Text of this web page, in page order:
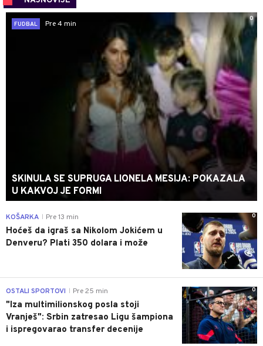
0
FUDBAL
Pre 4 min
SKINULA SE SUPRUGA LIONELA MESIJA: POKAZALA
U KAKVOJ JE FORMI
0
KOŠARKA Pre 13 min
Hoćeš da igraš sa Nikolom Jokićem u
Denveru? Plati 350 dolara i može
0
OSTALI SPORTOVI Pre 25 min
"Iza multimilionskog posla stoji
Vranješ": Srbin zatresao Ligu šampiona
i ispregovarao transfer decenije